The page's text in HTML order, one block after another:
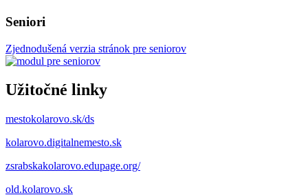
Seniori
Zjednodušená verzia stránok pre seniorov
Užitočné linky
mestokolarovo.sk/ds
kolarovo.digitalnemesto.sk
zsrabskakolarovo.edupage.org/
old.kolarovo.sk